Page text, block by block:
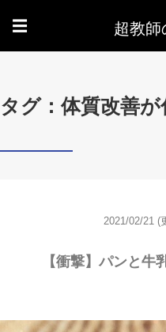
☰ 超教師
タグ：体質改善
2021/02/21 (
【衝撃】パンと牛